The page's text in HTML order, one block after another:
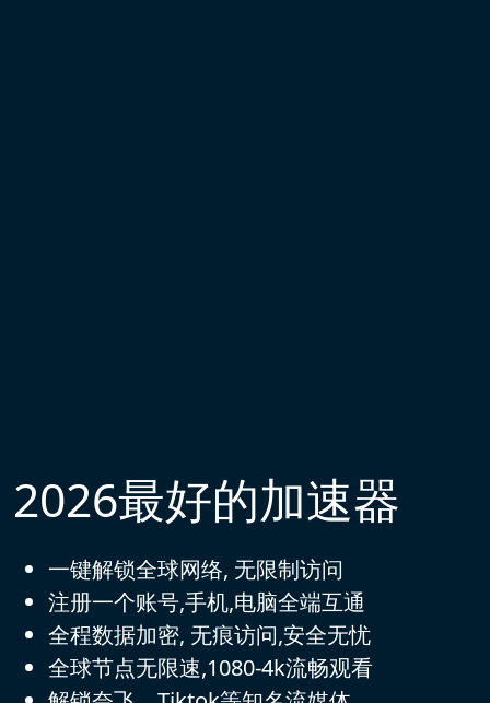
2026最好的加速器
一键解锁全球网络, 无限制访问
注册一个账号,手机,电脑全端互通
全程数据加密, 无痕访问,安全无忧
全球节点无限速,1080-4k流畅观看